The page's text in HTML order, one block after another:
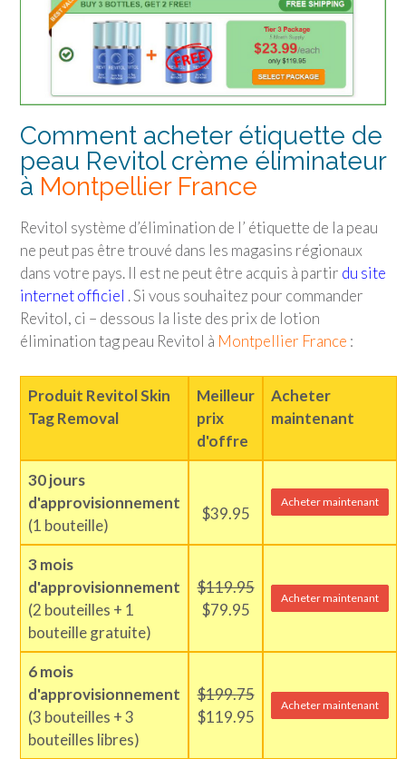
Comment acheter étiquette de
peau Revitol crème éliminateur
à Montpellier France
Revitol système d’élimination de l’ étiquette de la peau
ne peut pas être trouvé dans les magasins régionaux
dans votre pays. Il est ne peut être acquis à partir du site
internet officiel . Si vous souhaitez pour commander
Revitol, ci – dessous la liste des prix de lotion
élimination tag peau Revitol à Montpellier France :
Produit Revitol Skin
Tag Removal
Meilleur
prix
d'offre
Acheter
maintenant
30 jours
d'approvisionnement
(1 bouteille)
$39.95
Acheter maintenant
3 mois
d'approvisionnement
(2 bouteilles + 1
bouteille gratuite)
$119.95
$79.95
Acheter maintenant
6 mois
d'approvisionnement
(3 bouteilles + 3
bouteilles libres)
$199.75
$119.95
Acheter maintenant